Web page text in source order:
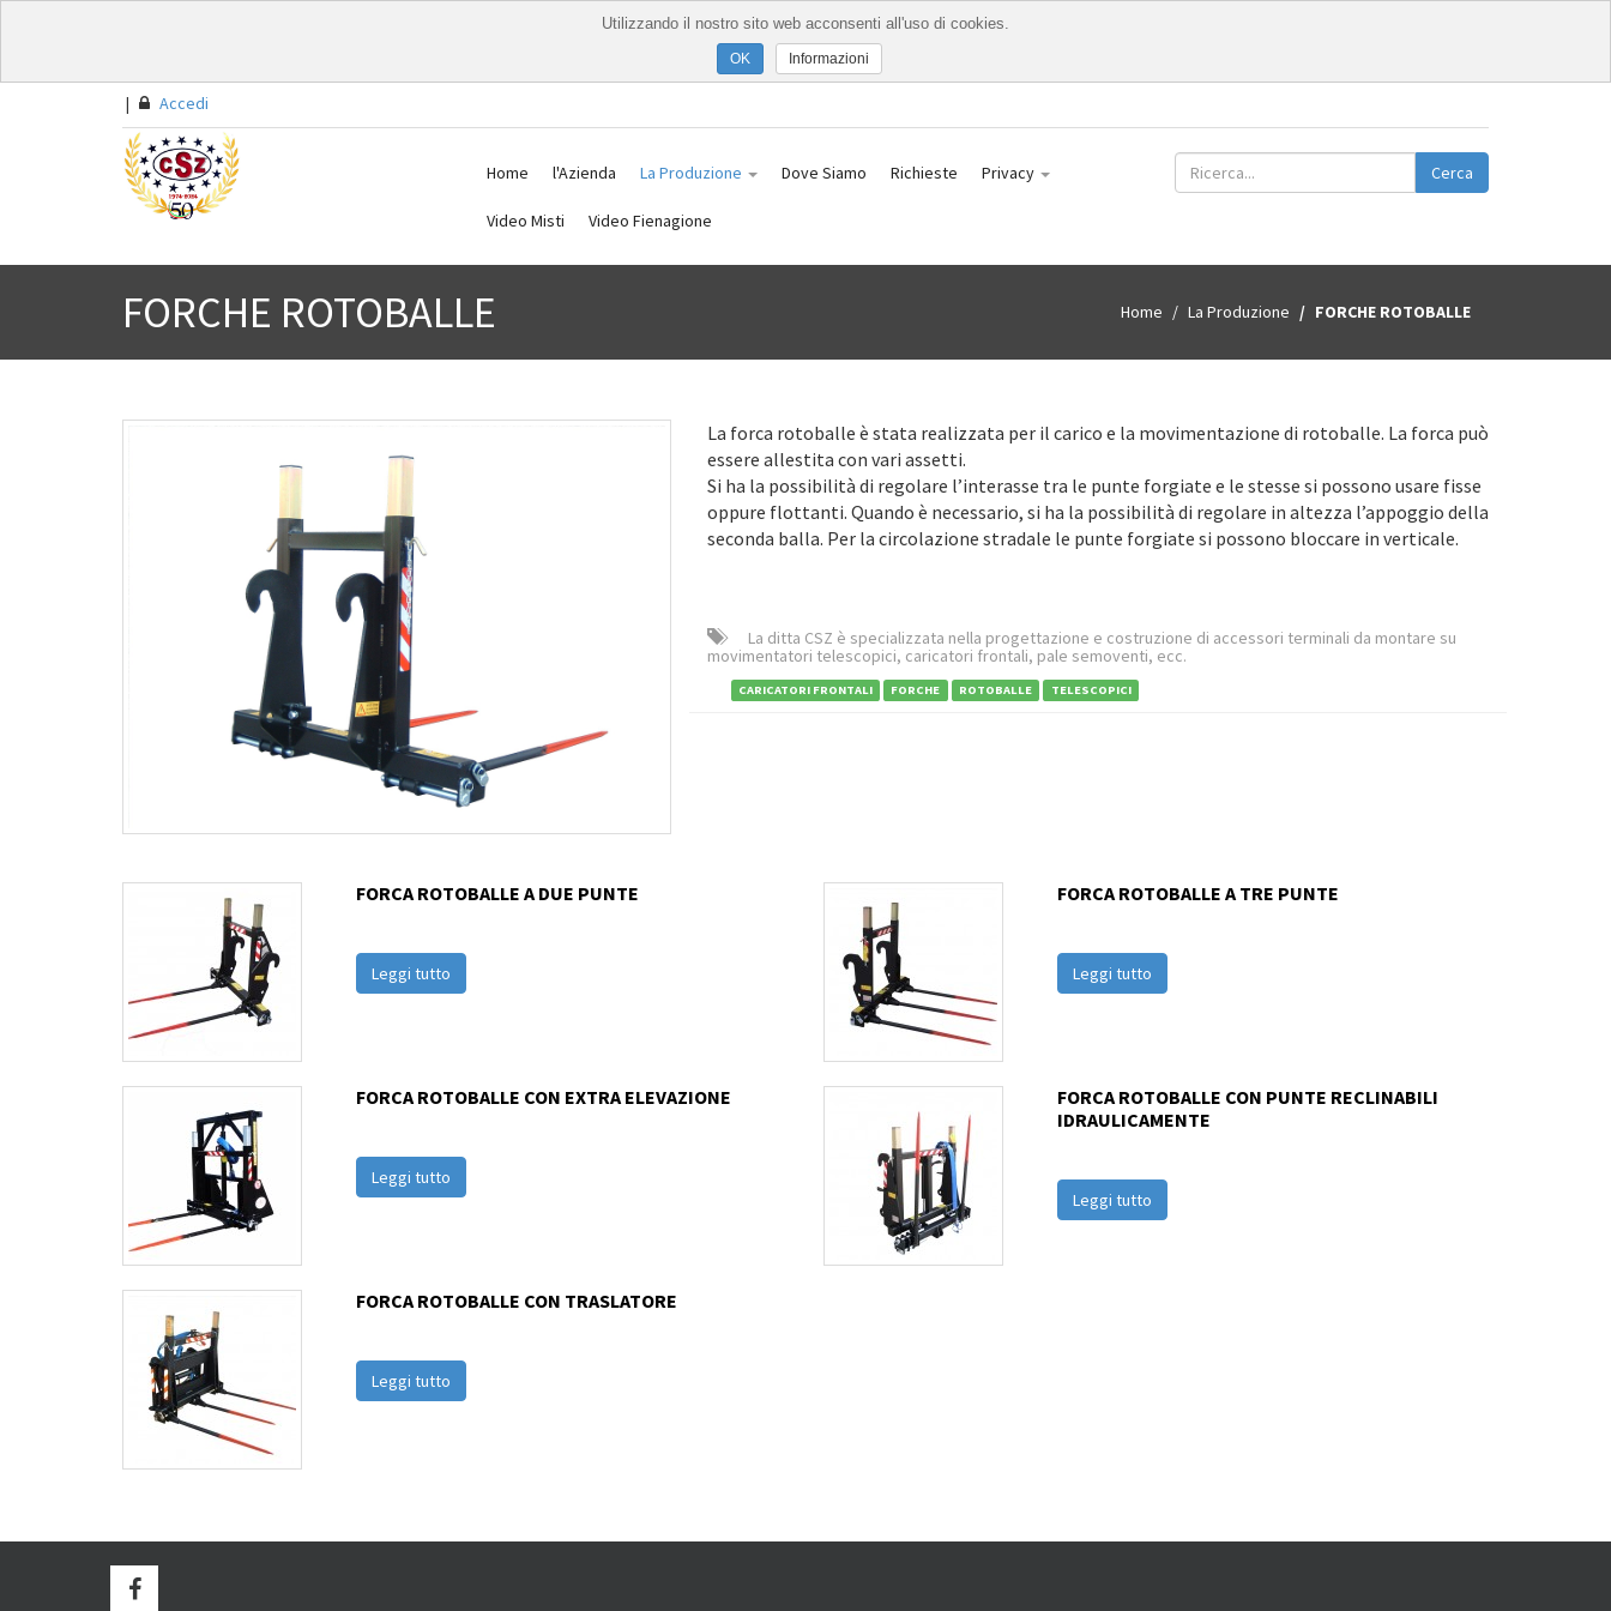
| Accedi
Home l'Azienda La Produzione Dove Siamo Richieste Privacy
Video Misti Video Fienagione
Cerca
FORCHE ROTOBALLE Home La Produzione FORCHE ROTOBALLE
La forca rotoballe è stata realizzata per il carico e la movimentazione di rotoballe. La forca può
essere allestita con vari assetti.
Si ha la possibilità di regolare l’interasse tra le punte forgiate e le stesse si possono usare fisse
oppure flottanti. Quando è necessario, si ha la possibilità di regolare in altezza l’appoggio della
seconda balla. Per la circolazione stradale le punte forgiate si possono bloccare in verticale.
La ditta CSZ è specializzata nella progettazione e costruzione di accessori terminali da montare su
movimentatori telescopici, caricatori frontali, pale semoventi, ecc.
CARICATORI FRONTALI FORCHE ROTOBALLE TELESCOPICI
FORCA ROTOBALLE A DUE PUNTE
Leggi tutto
FORCA ROTOBALLE A TRE PUNTE
Leggi tutto
FORCA ROTOBALLE CON EXTRA ELEVAZIONE
Leggi tutto
FORCA ROTOBALLE CON PUNTE RECLINABILI
IDRAULICAMENTE
Leggi tutto
FORCA ROTOBALLE CON TRASLATORE
Leggi tutto
Utilizzando il nostro sito web acconsenti all'uso di cookies.
Informazioni